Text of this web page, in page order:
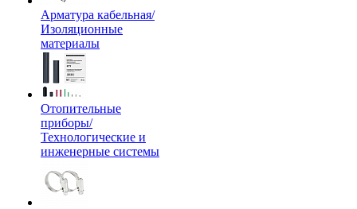
Арматура кабельная/
Изоляционные
материалы
Отопительные
приборы/
Технологические и
инженерные системы